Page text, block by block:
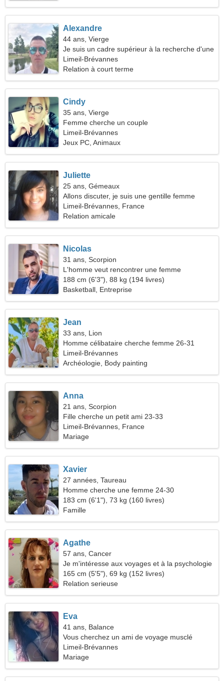
Alexandre
44 ans, Vierge
Je suis un cadre supérieur à la recherche d'une
femme affectueuse
Limeil-Brévannes
Relation à court terme
Cindy
35 ans, Vierge
Femme cherche un couple
Limeil-Brévannes
Jeux PC, Animaux
Juliette
25 ans, Gémeaux
Allons discuter, je suis une gentille femme
Limeil-Brévannes, France
Relation amicale
Nicolas
31 ans, Scorpion
L'homme veut rencontrer une femme
188 cm (6'3"), 88 kg (194 livres)
Basketball, Entreprise
Jean
33 ans, Lion
Homme célibataire cherche femme 26-31
Limeil-Brévannes
Archéologie, Body painting
Anna
21 ans, Scorpion
Fille cherche un petit ami 23-33
Limeil-Brévannes, France
Mariage
Xavier
27 années, Taureau
Homme cherche une femme 24-30
183 cm (6'1"), 73 kg (160 livres)
Famille
Agathe
57 ans, Cancer
Je m'intéresse aux voyages et à la psychologie
165 cm (5'5"), 69 kg (152 livres)
Relation serieuse
Eva
41 ans, Balance
Vous cherchez un ami de voyage musclé
Limeil-Brévannes
Mariage